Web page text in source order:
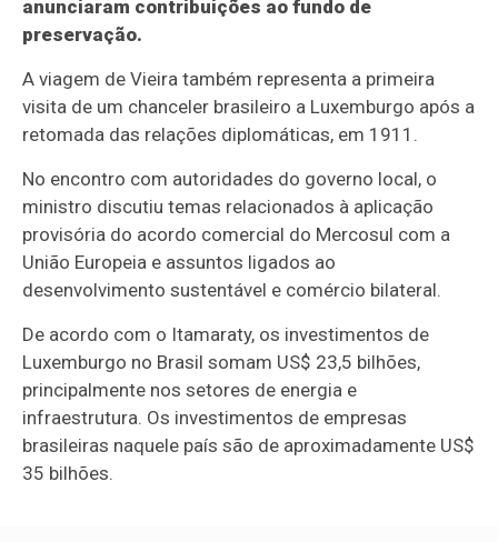
anunciaram contribuições ao fundo de
preservação.
A viagem de Vieira também representa a primeira
visita de um chanceler brasileiro a Luxemburgo após a
retomada das relações diplomáticas, em 1911.
No encontro com autoridades do governo local, o
ministro discutiu temas relacionados à aplicação
provisória do acordo comercial do Mercosul com a
União Europeia e assuntos ligados ao
desenvolvimento sustentável e comércio bilateral.
De acordo com o Itamaraty, os investimentos de
Luxemburgo no Brasil somam US$ 23,5 bilhões,
principalmente nos setores de energia e
infraestrutura. Os investimentos de empresas
brasileiras naquele país são de aproximadamente US$
35 bilhões.